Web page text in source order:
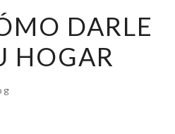
DARLE
HOGAR